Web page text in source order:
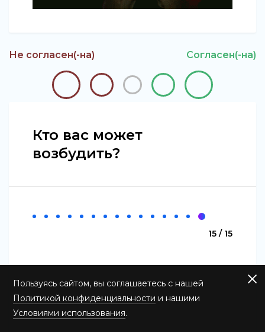
Не согласен(-на) Согласен(-на)
Кто вас может
возбудить?
15 / 15
Пользуясь сайтом, вы соглашаетесь с нашей
Политикой конфиденциальности и нашими
Условиями использования.